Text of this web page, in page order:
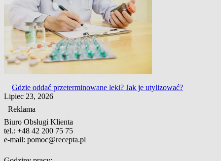
Gdzie oddać przeterminowane leki? Jak je utylizować?
Lipiec 23, 2026
Reklama
Biuro Obsługi Klienta
tel.: +48 42 200 75 75
e-mail: pomoc@recepta.pl